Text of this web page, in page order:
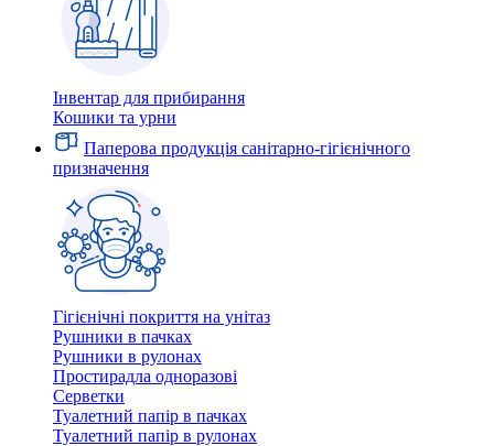
Інвентар для прибирання
Кошики та урни
Паперова продукція санітарно-гігієнічного
призначення
Гігієнічні покриття на унітаз
Рушники в пачках
Рушники в рулонах
Простирадла одноразові
Серветки
Туалетний папір в пачках
Туалетний папір в рулонах